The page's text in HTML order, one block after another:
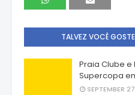
TALVEZ VOCÊ
Praia Clube
Supercopa
SEPTEMBER